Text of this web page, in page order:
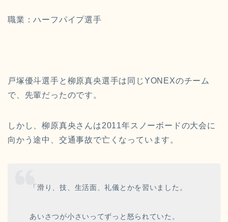
職業：ハーフパイプ選手
戸塚優斗選手と柳原真央選手は同じYONEXのチーム
で、先輩だったのです。
しかし、柳原真央さんは2011年スノーボードの大会に
向かう途中、交通事故で亡くなっています。
「滑り、技、生活面、礼儀とかを習いました。
あいさつが小さいってずっと怒られていた。